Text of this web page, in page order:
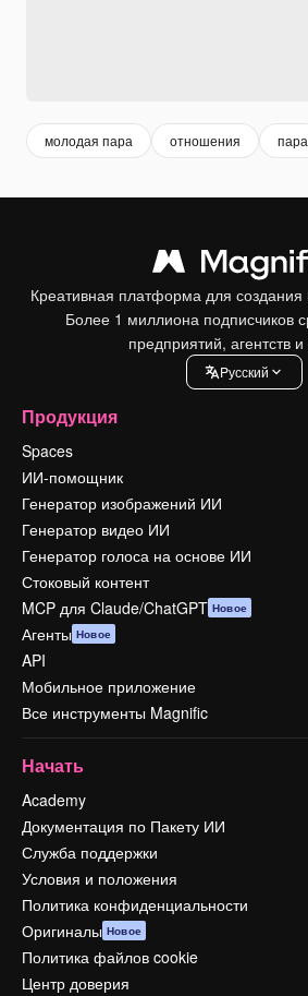
молодая пара отношения пара
Креативная платформа для
Более 1 миллиона подписчиков
предприятий, агентств и
Pусский
Продукция
Spaces
ИИ-помощник
Генератор изображений ИИ
Генератор видео ИИ
Генератор голоса на основе ИИ
Стоковый контент
MCP для Claude/ChatGPT Новое
Агенты Новое
API
Мобильное приложение
Все инструменты Magnific
Начать
Academy
Документация по Пакету ИИ
Служба поддержки
Условия и положения
Политика конфиденциальности
Оригиналы Новое
Политика файлов cookie
Центр доверия